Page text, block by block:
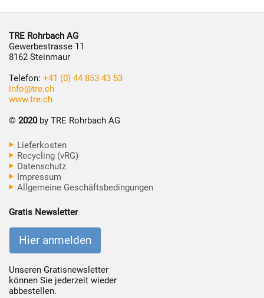
TRE Rohrbach AG
Gewerbestrasse 11
8162 Steinmaur
Telefon: +41 (0) 44 853 43 53
info@tre.ch
www.tre.ch
© 2020by TRE Rohrbach AG
Lieferkosten
Recycling (vRG)
Datenschutz
Impressum
Allgemeine Geschäftsbedingungen
Gratis Newsletter
Hier anmelden
Unseren Gratisnewsletter
können Sie jederzeit wieder
abbestellen.